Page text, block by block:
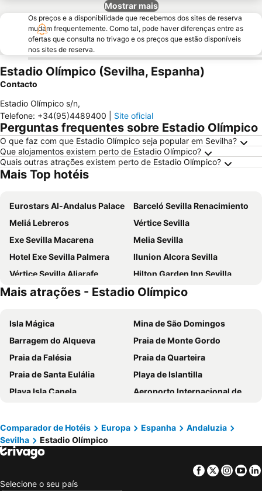
Mostrar mais
Os preços e a disponibilidade que recebemos dos sites de reserva
mudam frequentemente. Como tal, pode haver diferenças entre as
ofertas que consulta no trivago e os preços que estão disponíveis
nos sites de reserva.
Estadio Olímpico (Sevilha, Espanha)
Contacto
Estadio Olímpico s/n,
Telefone: +34(95)4489400 Site oficial
Perguntas frequentes sobre Estadio Olímpico
O que faz com que Estadio Olímpico seja popular em Sevilha?
Que alojamentos existem perto de Estadio Olímpico?
Quais outras atrações existem perto de Estadio Olímpico?
Mais Top hotéis
Eurostars Al-Andalus Palace
Barceló Sevilla Renacimiento
Meliá Lebreros
Vértice Sevilla
Exe Sevilla Macarena
Melia Sevilla
Hotel Exe Sevilla Palmera
Ilunion Alcora Sevilla
Vértice Sevilla Aljarafe
Hilton Garden Inn Sevilla
Novotel Sevilla
Hotel Macià Sevilla Kubb
ibis Styles Sevilla City Santa Justa
Hotel Eurostars Regina
NH Sevilla Plaza de Armas
Virgen de los Reyes
Exe Isla Cartuja
Eurostars Torre Sevilla
Hotel Abades Benacazon
NH Collection Sevilla
Exe Gran Hotel Solucar
Petit Palace Puerta de Triana
Hotel Sevilla Center
Pension Nuevo Suizo
Hesperia Sevilla
Bellavista Sevilla
Hotel Don Paco
Mais atrações - Estadio Olímpico
Isla Mágica
Mina de São Domingos
Barragem do Alqueva
Praia de Monte Gordo
Praia da Falésia
Praia da Quarteira
Praia de Santa Eulália
Playa de Islantilla
Playa Isla Canela
Aeroporto Internacional de Faro - Gago Coutinho
Praia da Ilha da Armona
Balaia Golf Village
Praia da Ilha de Tavira
Playas Isla Cristina
Comparador de Hotéis Europa Espanha
Andaluzia
Sevilha
Estadio Olímpico
Facebook
Twitter
Selecione o seu país